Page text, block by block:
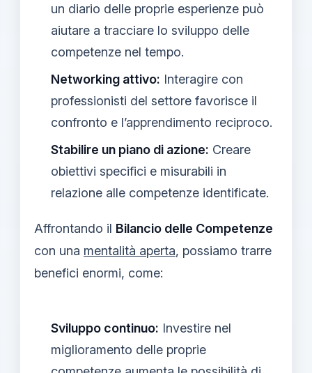
un diario delle proprie esperienze può
aiutare a tracciare lo sviluppo delle
competenze nel tempo.
Networking attivo: Interagire con
professionisti del settore favorisce il
confronto e l’apprendimento reciproco.
Stabilire un piano di azione: Creare
obiettivi specifici e misurabili in
relazione alle competenze identificate.
Affrontando il Bilancio delle Competenze
con una mentalità aperta, possiamo trarre
benefici enormi, come:
Sviluppo continuo: Investire nel
miglioramento delle proprie